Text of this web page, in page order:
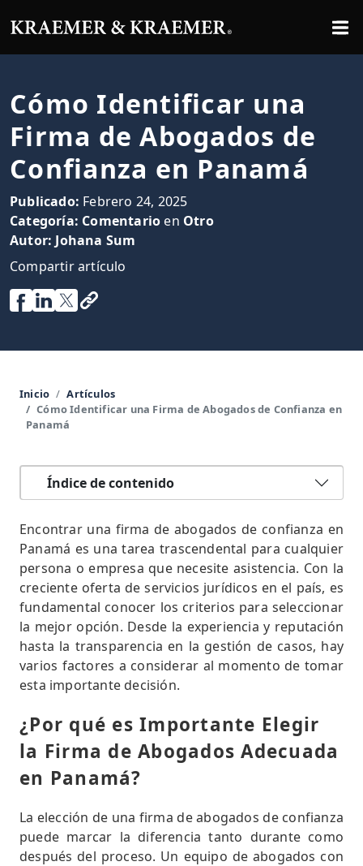
Cómo Identificar una
Firma de Abogados de
Confianza en Panamá
Publicado: Febrero 24, 2025
Categoría: Comentario en Otro
Autor: Johana Sum
Compartir artículo
Inicio
Artículos
Cómo Identificar una Firma de Abogados de Confianza en
Panamá
Índice de contenido
Encontrar una firma de abogados de confianza en
Panamá es una tarea trascendental para cualquier
persona o empresa que necesite asistencia. Con la
creciente oferta de servicios jurídicos en el país, es
fundamental conocer los criterios para seleccionar
la mejor opción. Desde la experiencia y reputación
hasta la transparencia en la gestión de casos, hay
varios factores a considerar al momento de tomar
esta importante decisión.
¿Por qué es Importante Elegir
la Firma de Abogados Adecuada
en Panamá?
La elección de una firma de abogados de confianza
puede marcar la diferencia tanto durante como
después del proceso. Un equipo de abogados con